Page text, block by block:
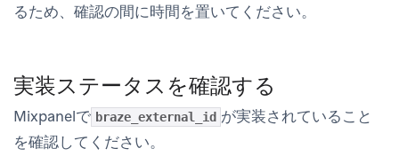
るため、確認の間に時間を置いてください。
実装ステータスを確認する
Mixpanelで braze_external_id が実装されていること
を確認してください。